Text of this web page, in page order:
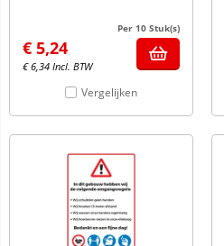
Per 10 Stuk(s)
€ 5,24
€6,34 Incl. BTW
Vergelijken